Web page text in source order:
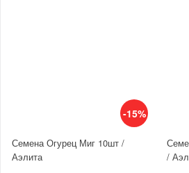
-15%
Семена Огурец Миг 10шт /
Аэлита
/